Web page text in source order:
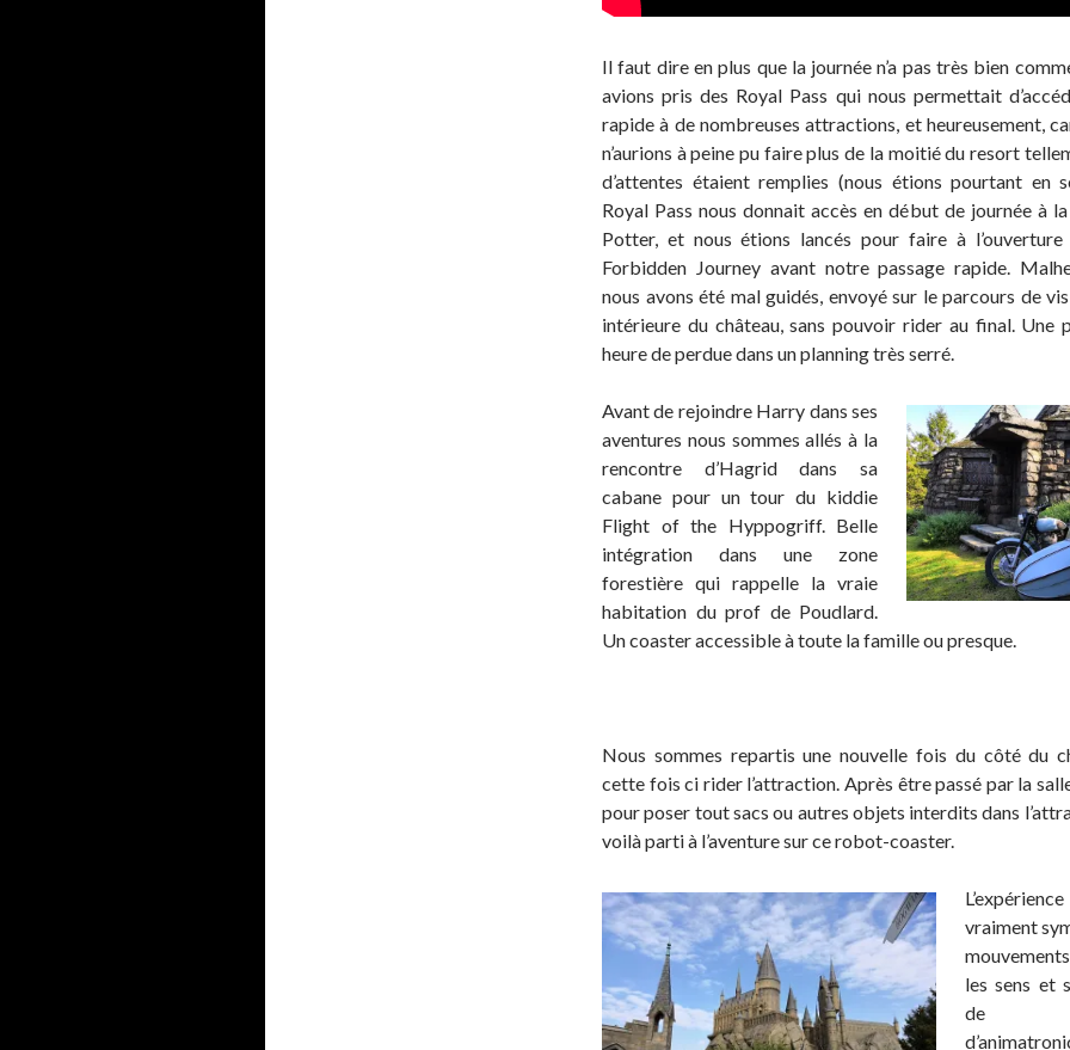
Il faut dire en plus que la journée n’a pas très bien
avions pris des Royal Pass qui nous permettait
rapide à de nombreuses attractions, et heureusement,
n’aurions à peine pu faire plus de la moitié du resort
d’attentes étaient remplies (nous étions pourtant en
Royal Pass nous donnait accès en début de journée à
Potter, et nous étions lancés pour faire à
Forbidden Journey avant notre passage rapide.
nous avons été mal guidés, envoyé sur le parcours de
intérieure du château, sans pouvoir rider au final. Une
heure de perdue dans un planning très serré.
Avant de rejoindre Harry dans ses
aventures nous sommes allés à la
rencontre d’Hagrid dans sa
cabane pour un tour du kiddie
Flight of the Hyppogriff. Belle
intégration dans une zone
forestière qui rappelle la vraie
habitation du prof de Poudlard.
Un coaster accessible à toute la famille ou presque.
Nous sommes repartis une nouvelle fois du côté du
cette fois ci rider l’attraction. Après être passé par la
pour poser tout sacs ou autres objets interdits dans
voilà parti à l’aventure sur ce robot-coaster.
vraiment
les sens et
de